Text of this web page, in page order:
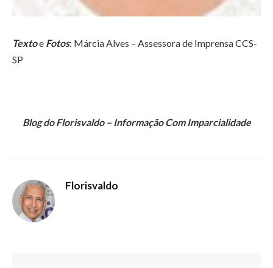
Textoe Fotos: Márcia Alves – Assessora de Imprensa CCS-
SP
Blog do Florisvaldo – Informação Com Imparcialidade
Florisvaldo